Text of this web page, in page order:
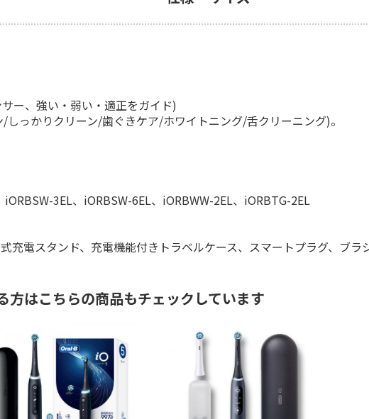
ー、強い・弱い・適正をガイド)
っかりクリーン/歯ぐきケア/ホワイトニング/舌クリーニング)。
3EL、iORBSW-6EL、iORBWW-2EL、iORBTG-2EL
電スタンド、充電機能付きトラベルケース、スマートプラグ、ブラ
方はこちらの商品もチェックしています